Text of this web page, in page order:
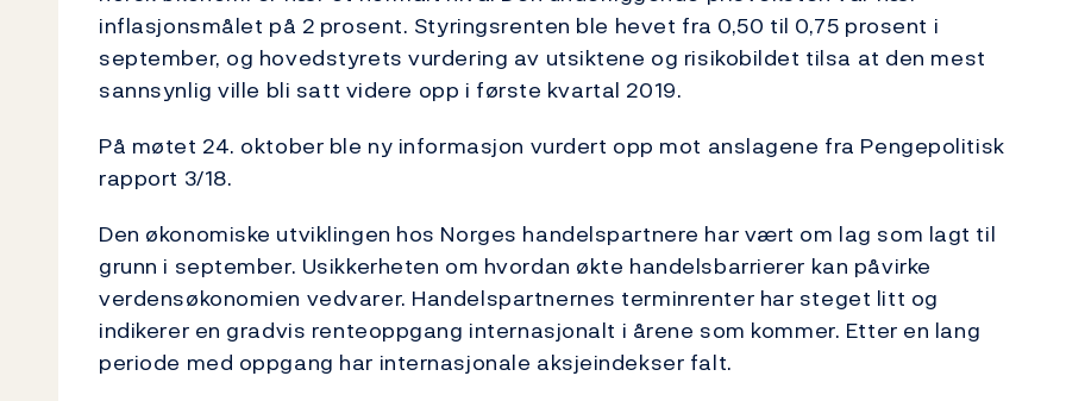
inflasjonsmålet på 2 prosent. Styringsrenten ble hevet fra 0,50 til 0,75 prosent i
september, og hovedstyrets vurdering av utsiktene og risikobildet tilsa at den mest
sannsynlig ville bli satt videre opp i første kvartal 2019.
På møtet 24. oktober ble ny informasjon vurdert opp mot anslagene fra Pengepolitisk
rapport 3/18.
Den økonomiske utviklingen hos Norges handelspartnere har vært om lag som lagt til
grunn i september. Usikkerheten om hvordan økte handelsbarrierer kan påvirke
verdensøkonomien vedvarer. Handelspartnernes terminrenter har steget litt og
indikerer en gradvis renteoppgang internasjonalt i årene som kommer. Etter en lang
periode med oppgang har internasjonale aksjeindekser falt.